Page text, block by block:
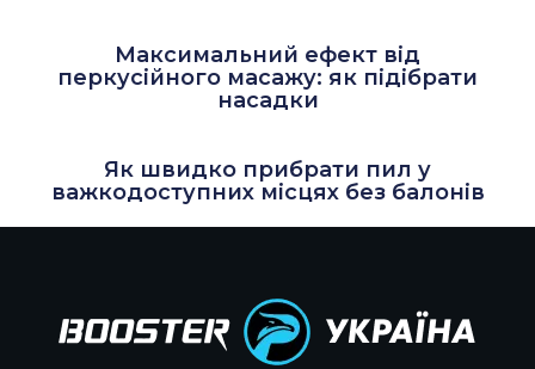
Максимальний ефект від
перкусійного масажу: як підібрати
насадки
Як швидко прибрати пил у
важкодоступних місцях без балонів